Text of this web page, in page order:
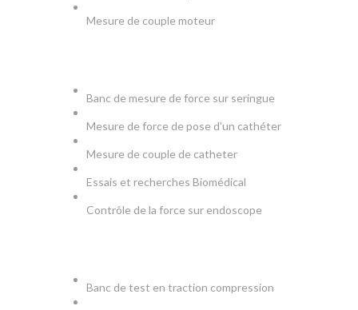
Mesure de couple moteur
Banc de mesure de force sur seringue
Mesure de force de pose d'un cathéter
Mesure de couple de catheter
Essais et recherches Biomédical
Contrôle de la force sur endoscope
Banc de test en traction compression